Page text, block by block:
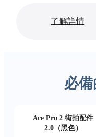
了解詳情
必
Ace Pro 2 街拍配件
2.0（黑色）